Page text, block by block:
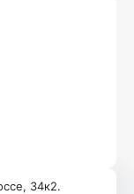
34к2.